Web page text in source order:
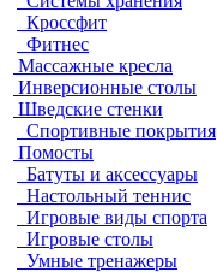
Кроссфит
Фитнес
Массажные кресла
Инверсионные столы
Шведские стенки
Спортивные покрытия
Помосты
Батуты и аксессуары
Настольный теннис
Игровые виды спорта
Игровые столы
Умные тренажеры